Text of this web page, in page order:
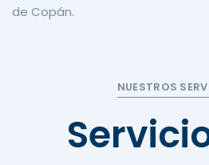
de Copán.
NUESTROS